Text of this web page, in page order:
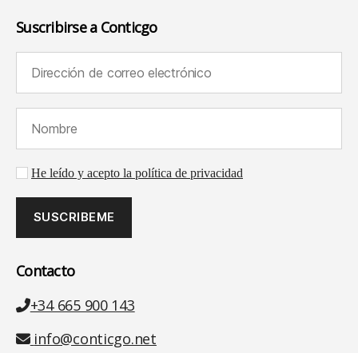
Suscribirse a Conticgo
Aceptación de la política de privacidad
He leído y acepto la política de privacidad
Contacto
Teléfono
+34 665 900 143
Email
info@conticgo.net